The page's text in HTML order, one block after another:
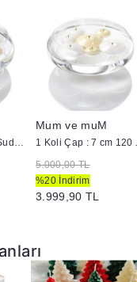
1 Koli (240 Adet ) Suda Yüzen Mum
Mum ve muM
1 Koli
5.000,00 TL
%20 İndirim
3.999,90 TL